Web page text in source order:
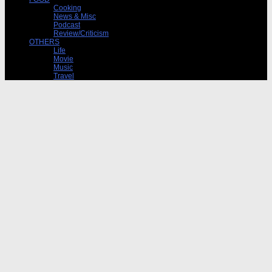
Cooking
News & Misc
Podcast
Review/Criticism
OTHERS
Life
Movie
Music
Travel